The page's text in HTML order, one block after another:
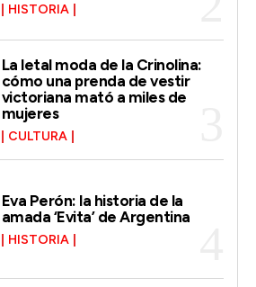
HISTORIA
La letal moda de la Crinolina:
cómo una prenda de vestir
victoriana mató a miles de
mujeres
CULTURA
Eva Perón: la historia de la
amada ‘Evita’ de Argentina
HISTORIA